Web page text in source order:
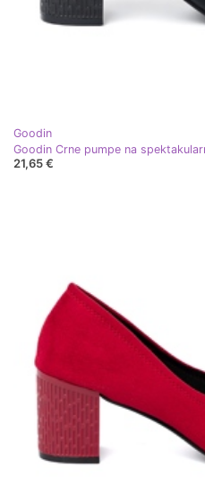
Goodin
Goodin Crne pumpe na
21,65 €